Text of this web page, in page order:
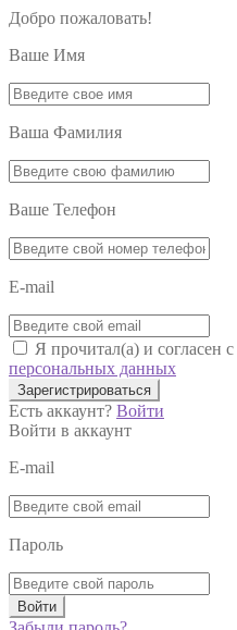
Добро пожаловать!
Ваше Имя
Ваша Фамилия
Ваше Телефон
E-mail
Я прочитал(а) и согласен с
персональных данных
Зарегистрироваться
Есть аккаунт? Войти
Войти в аккаунт
E-mail
Пароль
Войти